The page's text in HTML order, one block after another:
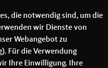
die notwendig sind, um die
wir Dienste von
Webangebot zu
Für die Verwendung
Ihre Einwilligung. Ihre